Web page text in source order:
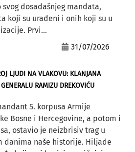
svog dosadašnjeg mandata,
koji su urađeni i onih koji su u
Prvi...
31/07/2026
LJUDI NA VLAKOVU: KLANJANA
RAMIZU DREKOVIĆU
5. korpusa Armije
Bosne i Hercegovine, a potom i
ostavio je neizbrisiv trag u
danima naše historije. Hiljade